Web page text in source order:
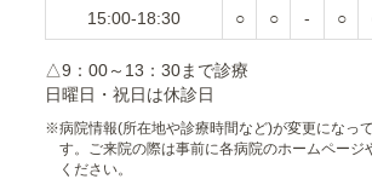
15:00-18:30 ○ ○ - ○
△9：00～13：30まで診療
日曜日・祝日は休診日
※病院情報(所在地や診療時間など)が変更になっ
す。ご来院の際は事前に各病院のホームページ
ください。